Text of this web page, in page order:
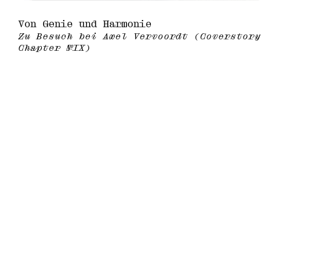
Von Genie und Harmonie
Zu Besuch bei Axel Vervoordt (Coverstory
Chapter №IX)